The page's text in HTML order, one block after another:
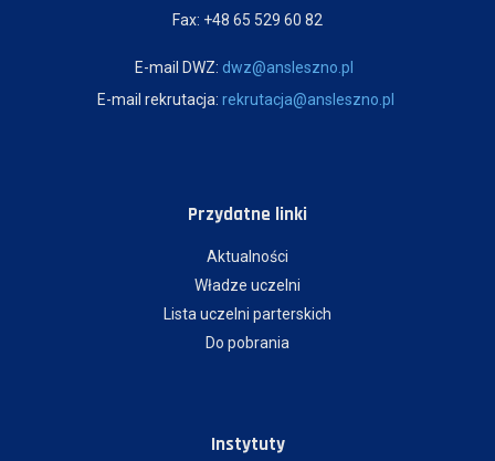
Fax: +48 65 529 60 82
E-mail DWZ: dwz@ansleszno.pl
E-mail rekrutacja: rekrutacja@ansleszno.pl
Przydatne linki
Aktualności
Władze uczelni
Lista uczelni parterskich
Do pobrania
Instytuty